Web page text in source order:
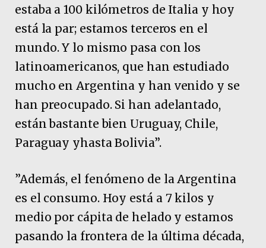
estaba a 100 kilómetros de Italia y hoy
está la par; estamos terceros en el
mundo. Y lo mismo pasa con los
latinoamericanos, que han estudiado
mucho en Argentina y han venido y se
han preocupado. Si han adelantado,
están bastante bien Uruguay, Chile,
Paraguay yhasta Bolivia”.
”Además, el fenómeno de la Argentina
es el consumo. Hoy está a 7 kilos y
medio por cápita de helado y estamos
pasando la frontera de la última década,